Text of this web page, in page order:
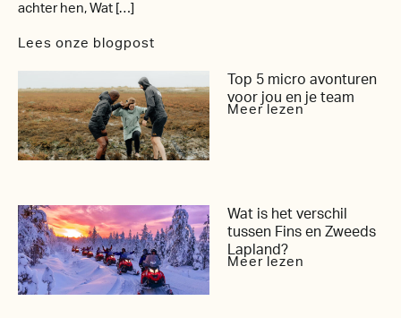
achter hen, Wat […]
Lees onze blogpost
Top 5 micro avonturen
voor jou en je team
Meer lezen
Wat is het verschil
tussen Fins en Zweeds
Lapland?
Meer lezen